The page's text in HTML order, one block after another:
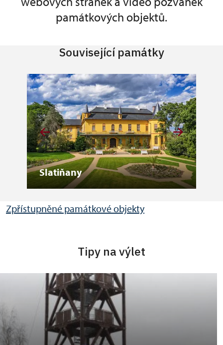
památkových objektů.
Související památky
Slatiňany
Zpřístupněné památkové objekty
Tipy na výlet